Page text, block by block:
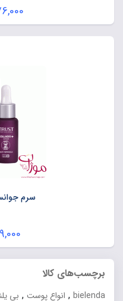
سرم
برچسب‌های کالا
bielenda
, انواع پوست , بی